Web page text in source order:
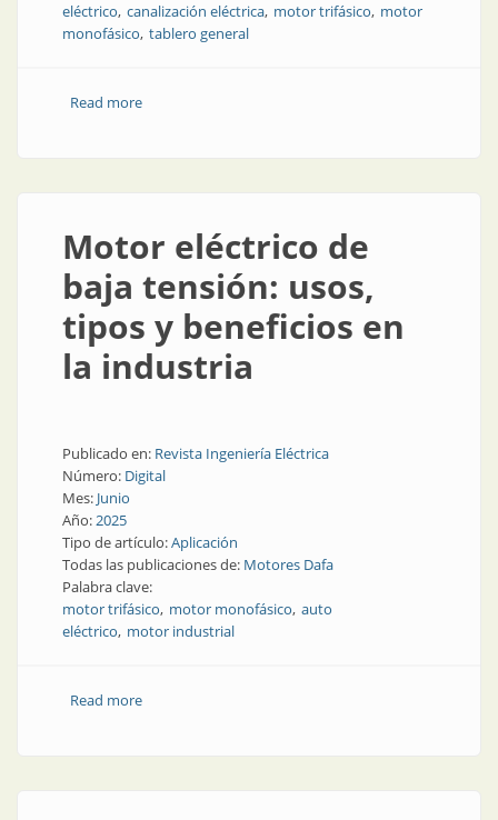
eléctrico canalización eléctrica motor trifásico motor
monofásico tablero general
Read moreabout Tableros, canalización y motores eléctricos
Motor eléctrico de
baja tensión: usos,
tipos y beneficios en
la industria
Publicado en: Revista Ingeniería Eléctrica
Número: Digital
Mes: Junio
Año:2025
Tipo de artículo:Aplicación
Todas las publicaciones de: Motores Dafa
Palabra clave:
motor trifásico motor monofásico auto
eléctrico motor industrial
Read moreabout Motor eléctrico de baja tensión: usos, tipos y